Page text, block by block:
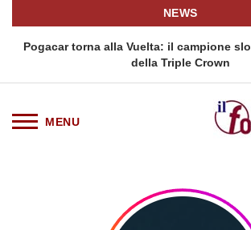
NEWS
Pogacar torna alla Vuelta: il campione
della Triple Crown